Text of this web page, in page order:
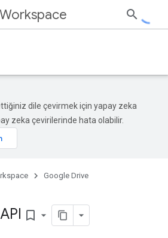
Workspace
dile çevirmek için yapay zeka
zeka çevirilerinde hata olabilir.
Google Drive
bookmark_border